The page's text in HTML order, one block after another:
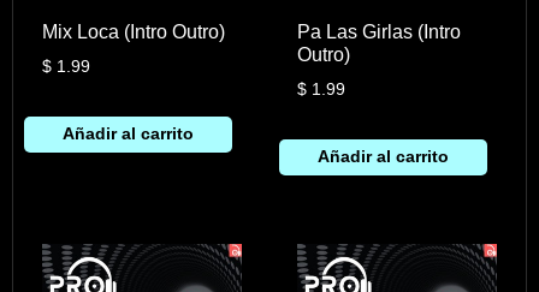
Mix Loca (Intro Outro)
$1.99
Añadir al carrito
Pa Las Girlas (Intro
Outro)
$ 1.99
Añadir al carrito